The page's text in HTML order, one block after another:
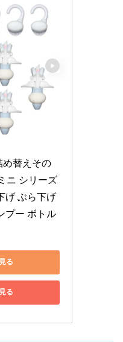
め替えその
ニ シリーズ
げ ぶら下げ
プー ボトル
る
る